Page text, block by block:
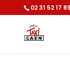
02 31 52 17 89